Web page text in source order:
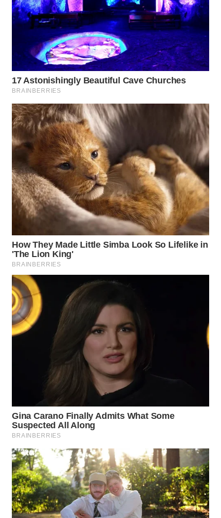
PAKPAK
WN
KARAWANG
WN
BEKASI
WN
BOGOR
WN
DEPOK
WN
TAPANULI
UTARA
SAMOSIR
WN
LAWAS
WN
SUMEDANG
KEPULAUAN
WN
TANGERANG
WN
BINJAI
WN
CIREBON